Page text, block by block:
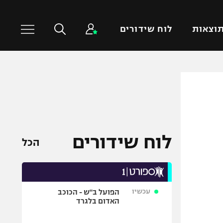
תוצאות לוח שידורים
שחייה
ג'ודו
ספורט אולימפי
לוח שידורים הכל
עכשיו
הפועל ב"ש - הכוכב
האדום בלגרד